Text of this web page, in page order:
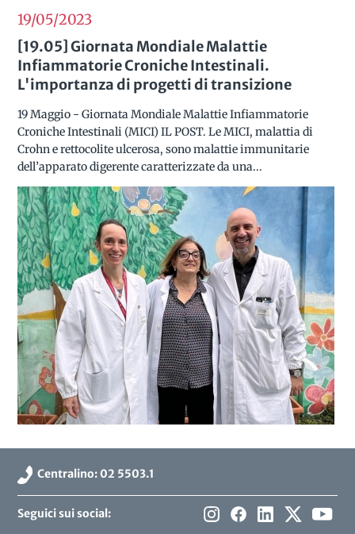
19/052023
[19.05] Giornata Mondiale Malattie
Infiammatorie Croniche Intestinali.
L'importanza di progetti di transizione
19 Maggio - Giornata Mondiale Malattie Infiammatorie
Croniche Intestinali (MICI) IL POST. Le MICI, malattia di
Crohn e rettocolite ulcerosa, sono malattie immunitarie
dell’apparato digerente caratterizzate da una...
Centralino: 02 5503.1
Seguici sui social: